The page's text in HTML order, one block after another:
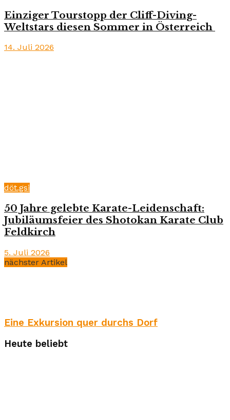
Einziger Tourstopp der Cliff-Diving-
Weltstars diesen Sommer in Österreich
14. Juli 2026
döt.gsi
50 Jahre gelebte Karate-Leidenschaft:
Jubiläumsfeier des Shotokan Karate Club
Feldkirch
5. Juli 2026
nächster Artikel
Eine Exkursion quer durchs Dorf
Heute beliebt